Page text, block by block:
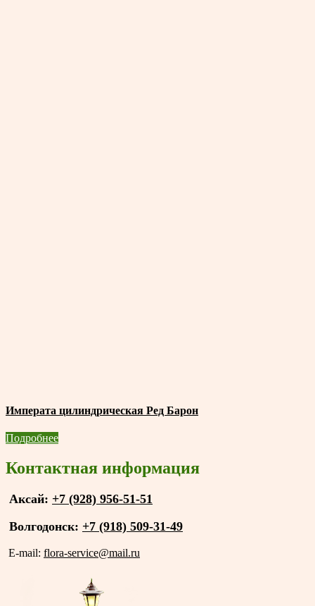
Императа цилиндрическая Ред Барон
Подробнее
Контактная информация
Аксай: +7 (928) 956-51-51
Волгодонск: +7 (918) 509-31-49
E-mail: flora-service@mail.ru